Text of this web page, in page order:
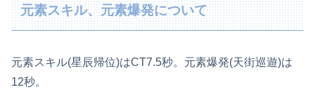
元素スキル、元素爆発について
元素スキル(星辰帰位)はCT7.5秒。元素爆発(天街巡遊)は
12秒。